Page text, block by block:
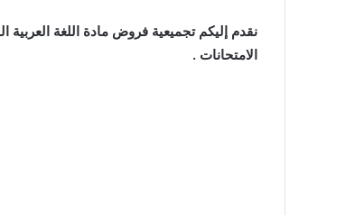
نقدم إليكم تجميعية فروض مادة اللغة العربية
الامتحانات .